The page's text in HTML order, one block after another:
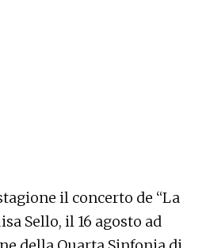
il concerto de “La
Sello, il 16 agosto ad